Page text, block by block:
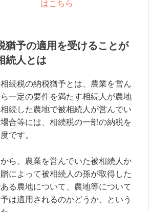
猶予の適用を受けることが
続人とは
続税の納税猶予とは、農業を営ん
一定の要件を満たす相続人が農地
続した農地で被相続人が営んでい
合等には、相続税の一部の納税を
です。
ら、農業を営んでいた被相続人か
によって被相続人の孫が取得した
る農地について、農地等について
は適用されるのかどうか、という